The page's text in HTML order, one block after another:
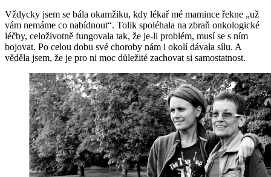
Vždycky jsem se bála okamžiku, kdy lékař mé mamince řekne „už
vám nemáme co nabídnout“. Tolik spoléhala na zbraň onkologické
léčby, celoživotně fungovala tak, že je-li problém, musí se s ním
bojovat. Po celou dobu své choroby nám i okolí dávala sílu. A
věděla jsem, že je pro ni moc důležité zachovat si samostatnost.